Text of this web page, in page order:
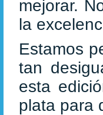
mejorar.
la
Estamos
tan
esta
plata para